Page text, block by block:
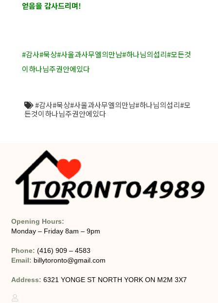
얻음을 감사드리며!
#감사#묵상#사울과사무엘의만남#하나님의섭리#모든것
이하나님주권안에있다
#감사#묵상#사울과사무엘의만남#하나님의섭리#모
든것이하나님주권안에있다
Opening Hours:
Monday – Friday 8am – 9pm
Phone:(416) 909 – 4583
Email: billytoronto@gmail.com
Address: 6321 YONGE ST NORTH YORK ON M2M 3X7